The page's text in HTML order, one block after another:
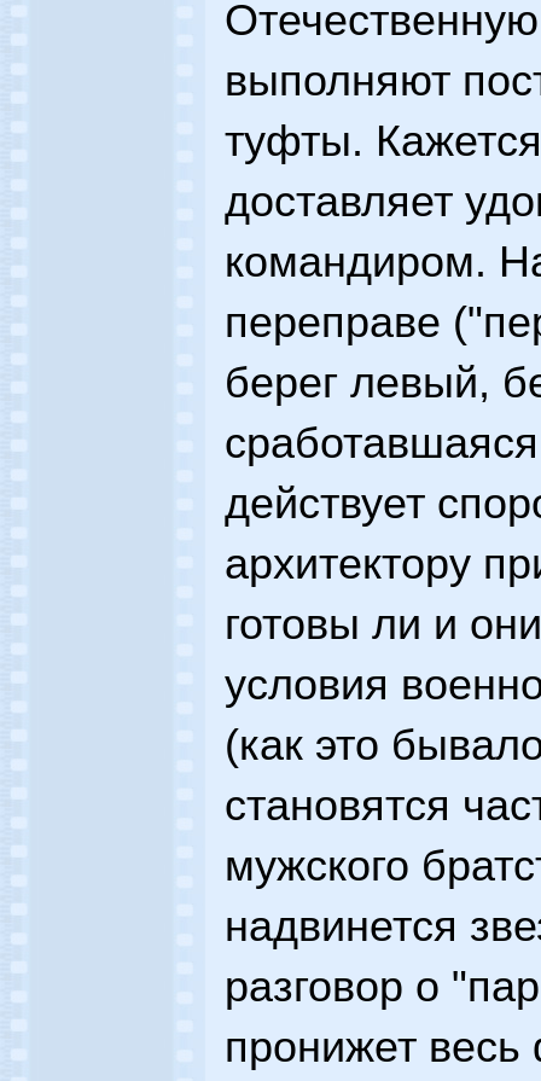
выполняют
туфты.
доставляет
командиром.
переправе
берег левый,
действует
архитектору
готовы ли и
условия
(как это
становятся
мужского
надвинется
разговор о
пронижет